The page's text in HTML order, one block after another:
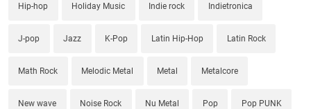
Hip-hop Holiday Music Indie rock Indietronica
J-pop Jazz K-Pop Latin Hip-Hop Latin Rock
Math Rock Melodic Metal Metal Metalcore
New wave Noise Rock Nu Metal Pop Pop PUNK